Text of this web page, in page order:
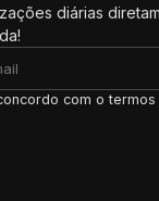
diárias
com o